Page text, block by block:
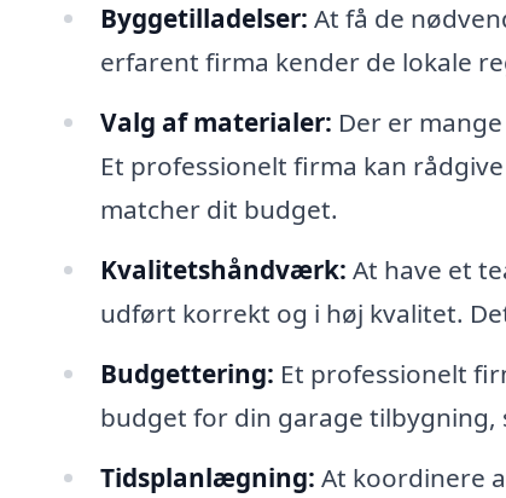
Byggetilladelser: At få de
erfarent firma kender de lokale
Valg af materialer: Der er
Et professionelt firma kan
matcher dit budget.
Kvalitetshåndværk: At have et
udført korrekt og i høj kvalitet.
Budgettering: Et professionelt
budget for din garage tilbygning,
Tidsplanlægning: At koordinere